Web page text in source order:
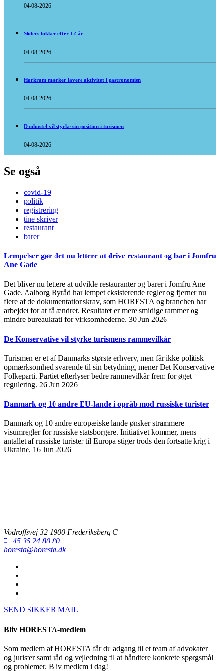
04-08-2026
Sliders lukker efter 12 år
04-08-2026
Hørkram mærker lavere aktivitet i gastronomien
04-08-2026
Danhostel vil styrke sin position i turismen
04-08-2026
Se også
covid-19
politik
registrering
tine skriver
restaurant
barer
Lempelser gør det nu lettere at drive restaurant og bar i Jomfru
Ane Gade
Det bliver nu lettere at udvikle restauranter og barer i Jomfru Ane
Gade. Aalborg Byråd har lempet eksisterende regler og fjerner nu
flere af de dokumentationskrav, som HORESTA og branchen har
arbejdet for at få ændret. Resultatet er mere smidige rammer og
mindre bureaukrati for virksomhederne. 30 Jun 2026
De Konservative vil styrke turismens rammevilkår
Turismen er et af Danmarks største erhverv, men får ikke politisk
opmærksomhed svarende til sin betydning, mener Det Konservative
Folkeparti. Partiet efterlyser bedre rammevilkår frem for øget
regulering. 26 Jun 2026
Danmark og 10 andre EU-lande i opråb mod russiske turister
Danmark og 10 andre europæiske lande ønsker strammere
visumregler for russiske statsborgere. Initiativet kommer, mens
antallet af russiske turister til Europa stiger trods den fortsatte krig i
Ukraine. 16 Jun 2026
Vodroffsvej 32 1900 Frederiksberg C
+45 35 24 80 80
horesta@horesta.dk
SEND SIKKER MAIL
Bliv HORESTA-medlem
Som medlem af HORESTA får du adgang til et team af advokater
og jurister samt råd og vejledning til at håndtere konkrete spørgsmål
og problemer. Bliv medlem i dag!